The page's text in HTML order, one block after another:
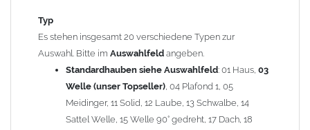
Ihrem zuständigen
Hinweis: FürKaminhaubenundKaminabdeckungenkönnen wir
Nachnahme anbieten!
Lieferzeit: ca. 1-2 Wochen nach Zahlungseingang
Typ
Es stehen insgesamt 20 verschiedene Typen zur
Auswahl. Bitte im Auswahlfeld angeben.
Standardhauben siehe Auswahlfeld: 01 Haus, 03
Welle (unser Topseller), 04 Plafond 1, 05
Meidinger, 11 Solid, 12 Laube, 13 Schwalbe, 14
Sattel Welle, 15 Welle 90° gedreht, 17 Dach, 18